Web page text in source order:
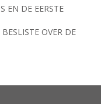
EN DE EERSTE
OVER DE